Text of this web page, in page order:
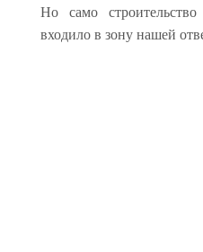
Но само
входило в зону нашей